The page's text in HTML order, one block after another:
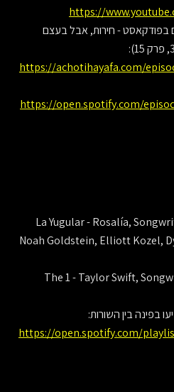
https://
בפודקאסט - חירות, אבל בעצם
https://achotihayafa.com/
https://open.spotify.com/
- La Yugular - Rosalía,
Noah Goldstein, Elliott Kozel,
- The 1 - Taylor Swift,
בפינה בין השורות:
https://open.spotify.com/